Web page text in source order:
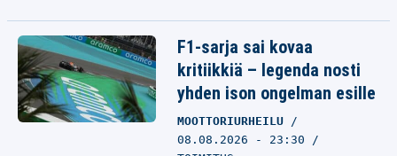
F1-sarja sai kovaa
kritiikkiä – legenda nosti
yhden ison ongelman esille
MOOTTORIURHEILU
08.08.2026 - 23:30